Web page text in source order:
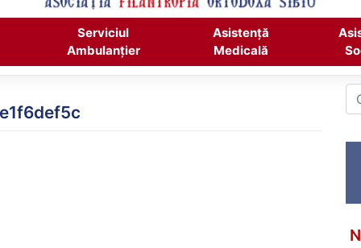
Serviciul
Ambulanțier
Asistență
Medicală